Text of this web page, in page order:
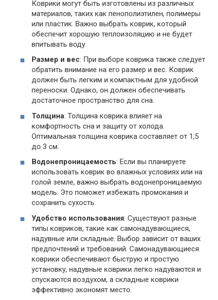
Коврики могут быть изготовлены из различных
материалов, таких как пенополиэтилен, полимеры
или пластик. Важно выбрать коврик, который
обеспечит хорошую теплоизоляцию и не будет
впитывать воду.
Размер и вес: При выборе коврика также следует
обратить внимание на его размер и вес. Коврик
должен быть легким и компактным для удобной
переноски. Однако, он должен обеспечивать
достаточное пространство для сна.
Толщина: Толщина коврика влияет на
комфортность сна и защиту от холода.
Оптимальная толщина коврика составляет от 1,5
до 3 см.
Водонепроницаемость: Если вы планируете
использовать коврик во влажных условиях или на
голой земле, важно выбрать водонепроницаемую
модель. Это поможет избежать промокания и
сохранить сухость.
Удобство использования: Существуют разные
типы ковриков, такие как самонадувающиеся,
надувные или складные. Выбор зависит от ваших
предпочтений и требований. Самонадувающиеся
коврики обеспечивают быструю и простую
установку, надувные коврики легко надуваются и
спускаются воздухом, а складные коврики
эффективно экономят место.